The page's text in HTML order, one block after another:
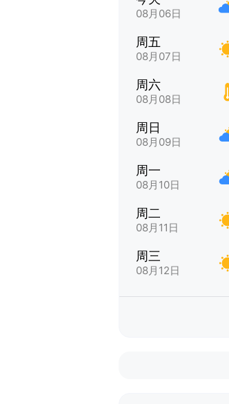
08月06日
周五
08月07日
周六
08月08日
周日
08月09日
周一
08月10日
周二
08月11日
周三
08月12日